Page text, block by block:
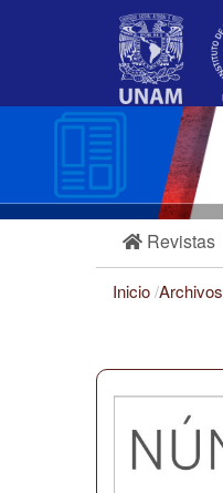
Barra
Revistas
Inicio/Archivos